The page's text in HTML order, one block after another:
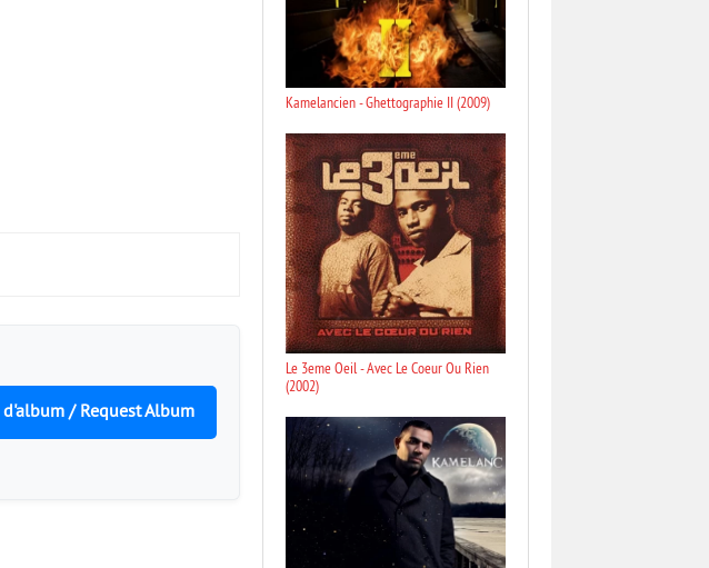
d'album / Request Album
Kamelancien - Ghettographie II (2009)
Le 3eme Oeil - Avec Le Coeur Ou Rien
(2002)